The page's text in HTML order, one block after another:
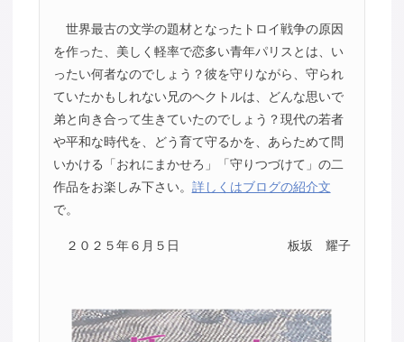
世界最古の文学の題材となったトロイ戦争の原因
を作った、美しく軽率で恋多い青年パリスとは、い
ったい何者なのでしょう？彼を守りながら、守られ
ていたかもしれない兄のヘクトルは、どんな思いで
弟と向き合って生きていたのでしょう？現代の若者
や平和な時代を、どう育て守るかを、あらためて問
いかける「おれにまかせろ」「守りつづけて」の二
作品をお楽しみ下さい。 詳しくはブログの紹介文
で。
２０２５年６月５日 板坂 耀子